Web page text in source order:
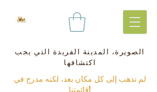
الصويرة، المدينة الفريدة التي يجب
اكتشافها
لم نذهب إلى كل مكان بعد، لكنه مدرج في
قائمتنا!